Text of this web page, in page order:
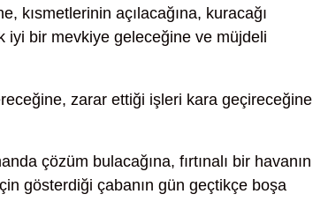
kısmetlerinin açılacağına, kuracağı
iyi bir mevkiye geleceğine ve müjdeli
ereceğine, zarar ettiği işleri kara geçireceğine
çözüm bulacağına, fırtınalı bir havanın
gösterdiği çabanın gün geçtikçe boşa